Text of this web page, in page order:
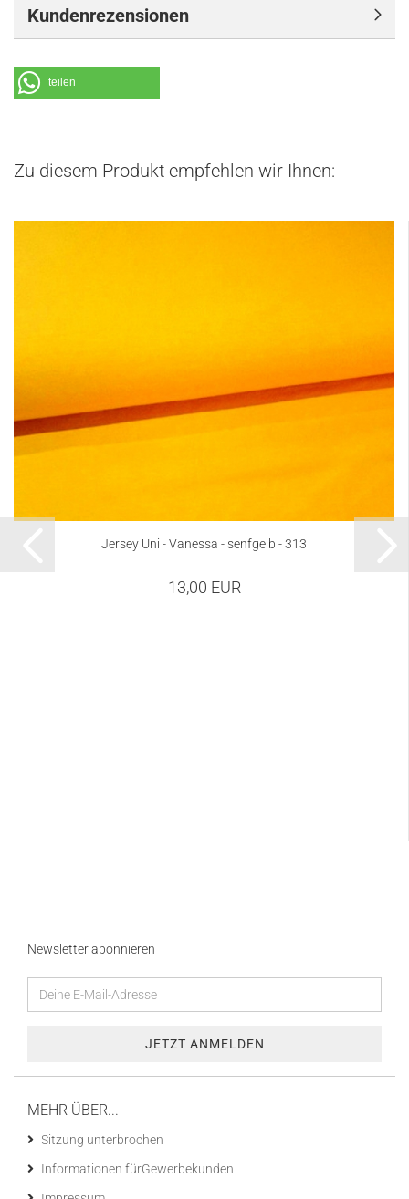
Kundenrezensionen
teilen
Zu diesem Produkt empfehlen wir Ihnen:
Jersey Uni - Vanessa - senfgelb - 313
13,00 EUR
Newsletter abonnieren
MEHR ÜBER...
Sitzung unterbrochen
Informationen fürGewerbekunden